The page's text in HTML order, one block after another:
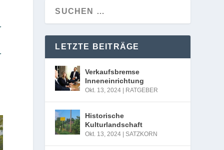
LETZTE BEITRÄGE
Verkaufsbremse
Inneneinrichtung
Okt. 13, 2024 RATGEBER
Historische
Kulturlandschaft
Okt. 13, 2024 |SATZKORN